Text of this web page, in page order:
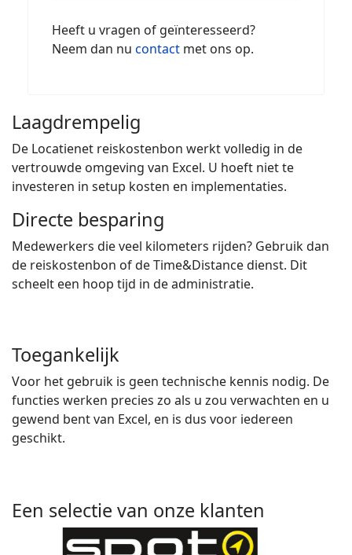
Heeft u vragen of geïnteresseerd?
Neem dan nu contact met ons op.
Laagdrempelig
De Locatienet reiskostenbon werkt volledig in de
vertrouwde omgeving van Excel. U hoeft niet te
investeren in setup kosten en implementaties.
Directe besparing
Medewerkers die veel kilometers rijden? Gebruik dan
de reiskostenbon of de Time&Distance dienst. Dit
scheelt een hoop tijd in de administratie.
Toegankelijk
Voor het gebruik is geen technische kennis nodig. De
functies werken precies zo als u zou verwachten en u
gewend bent van Excel, en is dus voor iedereen
geschikt.
Een selectie van onze klanten